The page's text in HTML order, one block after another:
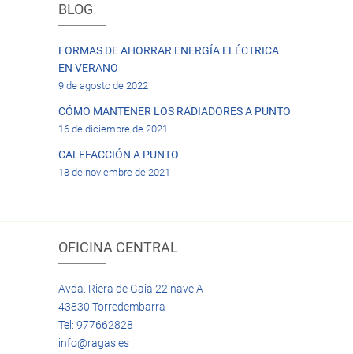
BLOG
FORMAS DE AHORRAR ENERGÍA ELÉCTRICA
EN VERANO
9 de agosto de 2022
CÓMO MANTENER LOS RADIADORES A PUNTO
16 de diciembre de 2021
CALEFACCIÓN A PUNTO
18 de noviembre de 2021
OFICINA CENTRAL
Avda. Riera de Gaia 22 nave A
43830 Torredembarra
Tel: 977662828
info@ragas.es